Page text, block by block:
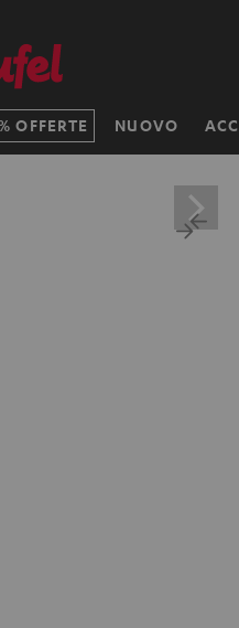
OFFERTE NUOVO